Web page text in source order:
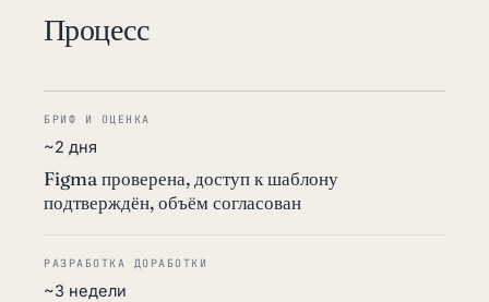
Процесс
БРИФ И ОЦЕНКА
~2 дня
Figma проверена, доступ к шаблону
подтверждён, объём согласован
РАЗРАБОТКА ДОРАБОТКИ
~3 недели